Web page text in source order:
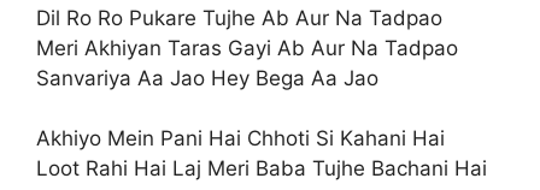
Dil Ro Ro Pukare Tujhe Ab Aur Na Tadpao
Meri Akhiyan Taras Gayi Ab Aur Na Tadpao
Sanvariya Aa Jao Hey Bega Aa Jao
Akhiyo Mein Pani Hai Chhoti Si Kahani Hai
Loot Rahi Hai Laj Meri Baba Tujhe Bachani Hai